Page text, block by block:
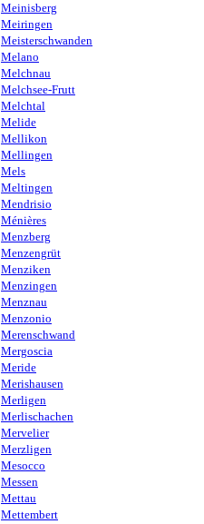
Meinisberg
Meiringen
Meisterschwanden
Melano
Melchnau
Melchsee-Frutt
Melchtal
Melide
Mellikon
Mellingen
Mels
Meltingen
Mendrisio
Ménières
Menzberg
Menzengrüt
Menziken
Menzingen
Menznau
Menzonio
Merenschwand
Mergoscia
Meride
Merishausen
Merligen
Merlischachen
Mervelier
Merzligen
Mesocco
Messen
Mettau
Mettembert